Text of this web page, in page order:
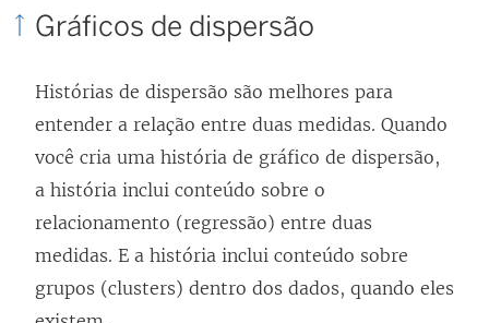
Gráficos de dispersão
Histórias de dispersão são melhores para
entender a relação entre duas medidas. Quando
você cria uma história de gráfico de dispersão,
a história inclui conteúdo sobre o
relacionamento (regressão) entre duas
medidas. E a história inclui conteúdo sobre
grupos (clusters) dentro dos dados, quando eles